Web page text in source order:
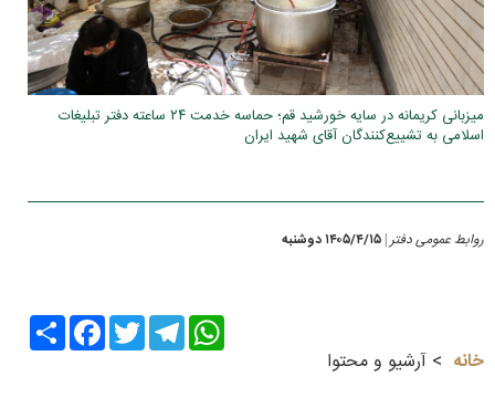
میزبانی کریمانه در سایه خورشید قم؛ حماسه خدمت ۲۴ ساعته دفتر تبلیغات
اسلامی به تشییع‌کنندگان آقای شهید ایران
روابط عمومی دفتر | ۱۴۰۵/۴/۱۵ دوشنبه
Share
FacebookTwitter
Telegram
WhatsApp
خانه
آرشیو و محتوا